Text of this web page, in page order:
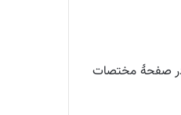
را در صفحهٔ مختصات